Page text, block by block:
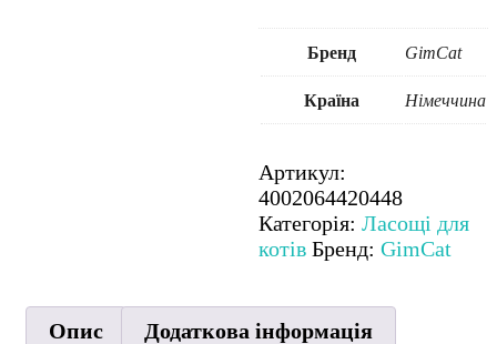
Бренд GimCat
Країна Німеччина
Артикул:
4002064420448
Категорія: Ласощі для
котів Бренд: GimCat
Опис Додаткова інформація